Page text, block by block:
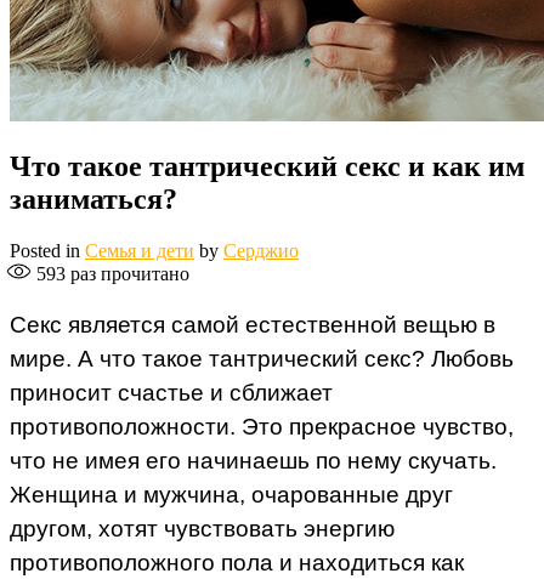
Что такое тантрический секс и как им
заниматься?
Posted in Семья и дети by Серджио
593 раз прочитано
Секс является самой естественной вещью в
мире. А что такое тантрический секс? Любовь
приносит счастье и сближает
противоположности. Это прекрасное чувство,
что не имея его начинаешь по нему скучать.
Женщина и мужчина, очарованные друг
другом, хотят чувствовать энергию
противоположного пола и находиться как